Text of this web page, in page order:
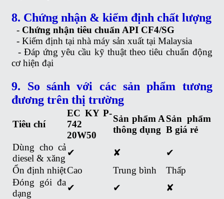
8. Chứng nhận & kiểm định chất lượng
- Chứng nhận tiêu chuẩn API CF4/SG
-Kiểm định tại nhà máy sản xuất tại Malaysia
- Đáp ứng yêu cầu kỹ thuật theo tiêu chuẩn động
cơ hiện đại
9. So sánh với các sản phẩm tương
đương trên thị trường
Tiêu chí
EC KY P-
742
20W50
Sản phẩm A
thông dụng
Sản phẩm
B giá rẻ
Dùng cho cả
diesel & xăng
✔ ✘
✔
Ổn định nhiệtCao Trung bình
Thấp
Đóng gói đa
dạng
✔ ✔
✘